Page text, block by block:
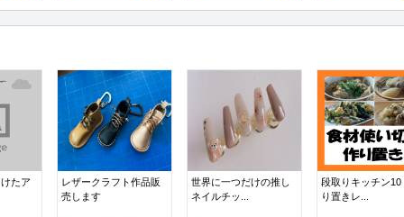
たア
レザークラフト作品販
売します
世界に一つだけの推し
ネイルチッ...
段取りキッチン
り置きレ...